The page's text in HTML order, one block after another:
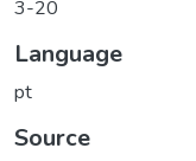
3-20
Language
pt
Source